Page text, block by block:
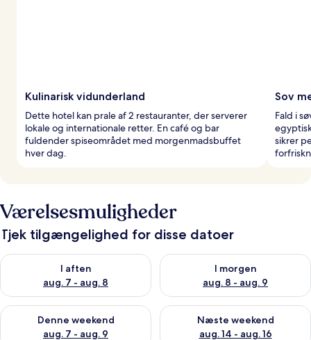
Kulinarisk vidunderland
Dette hotel kan prale af 2 restauranter, der serverer
lokale og internationale retter. En café og bar
fuldender spiseområdet med morgenmadsbuffet
hver dag.
Sov
Fald i
sikrer
Værelsesmuligheder
Tjek tilgængelighed for disse datoer
I aften
aug. 7 - aug. 8
Tjek tilgængelighed for i aften aug. 7 - aug. 8
I morgen
aug. 8 - aug. 9
Tjek tilgængelighed for i
Denne weekend
aug. 7 - aug. 9
Tjek tilgængelighed for denne weekend aug. 7 - aug. 9
Næste weekend
aug. 14 - aug. 16
Tjek tilgængelighed for næste